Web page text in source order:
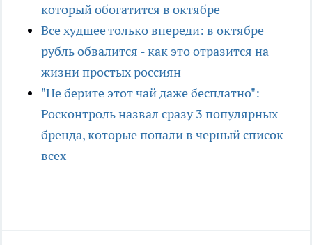
который обогатится в октябре
Все худшее только впереди: в октябре
рубль обвалится - как это отразится на
жизни простых россиян
"Не берите этот чай даже бесплатно":
Росконтроль назвал сразу 3 популярных
бренда, которые попали в черный список
всех